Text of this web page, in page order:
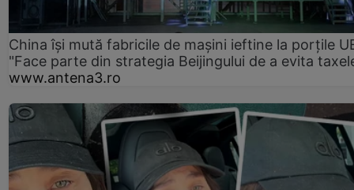
China își mută fabricile de mașini ieftine la porțile
"Face parte din strategia Beijingului de a evita
www.antena3.ro